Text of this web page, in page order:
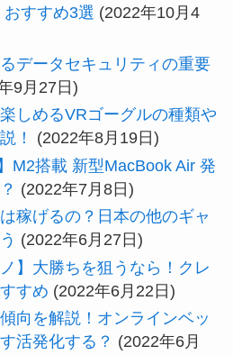
すすめ3選 (2022年10月4
データセキュリティの重要
9月27日)
しめるVRゴーグルの種類や
！
(2022年8月19日)
M2搭載 新型MacBook Air 発
(2022年7月8日)
稼げるの？日本の他のギャ
(2022年6月27日)
】大勝ちを狙うなら！クレ
すめ (2022年6月22日)
向を解説！オンラインベッ
活発化する？ (2022年6月